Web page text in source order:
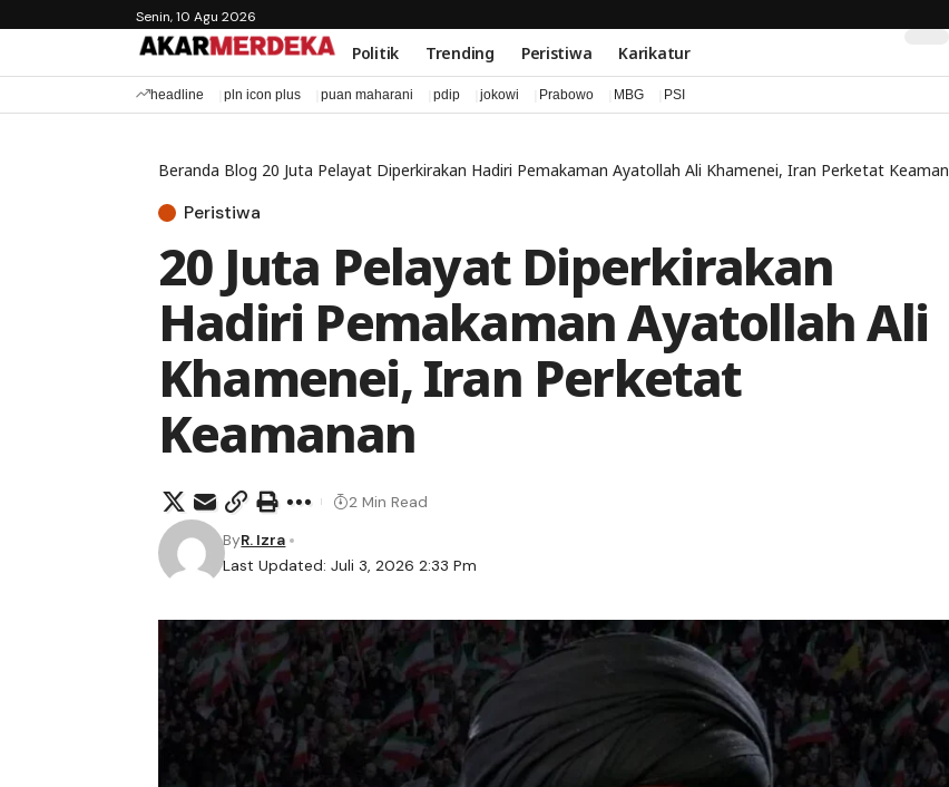
Senin, 10 Agu 2026
Politik Trending Peristiwa Karikatur
headline pln icon plus puan maharani pdip jokowi Prabowo MBG PSI
Beranda Blog 20 Juta Pelayat Diperkirakan Hadiri Pemakaman Ayatollah Ali Khamenei, Iran Perketat Keamanan
Peristiwa
20 Juta Pelayat Diperkirakan
Hadiri Pemakaman Ayatollah Ali
Khamenei, Iran Perketat
Keamanan
Last Updated: Juli 3, 2026 2:33 Pm
ByR. Izra
2 Min Read